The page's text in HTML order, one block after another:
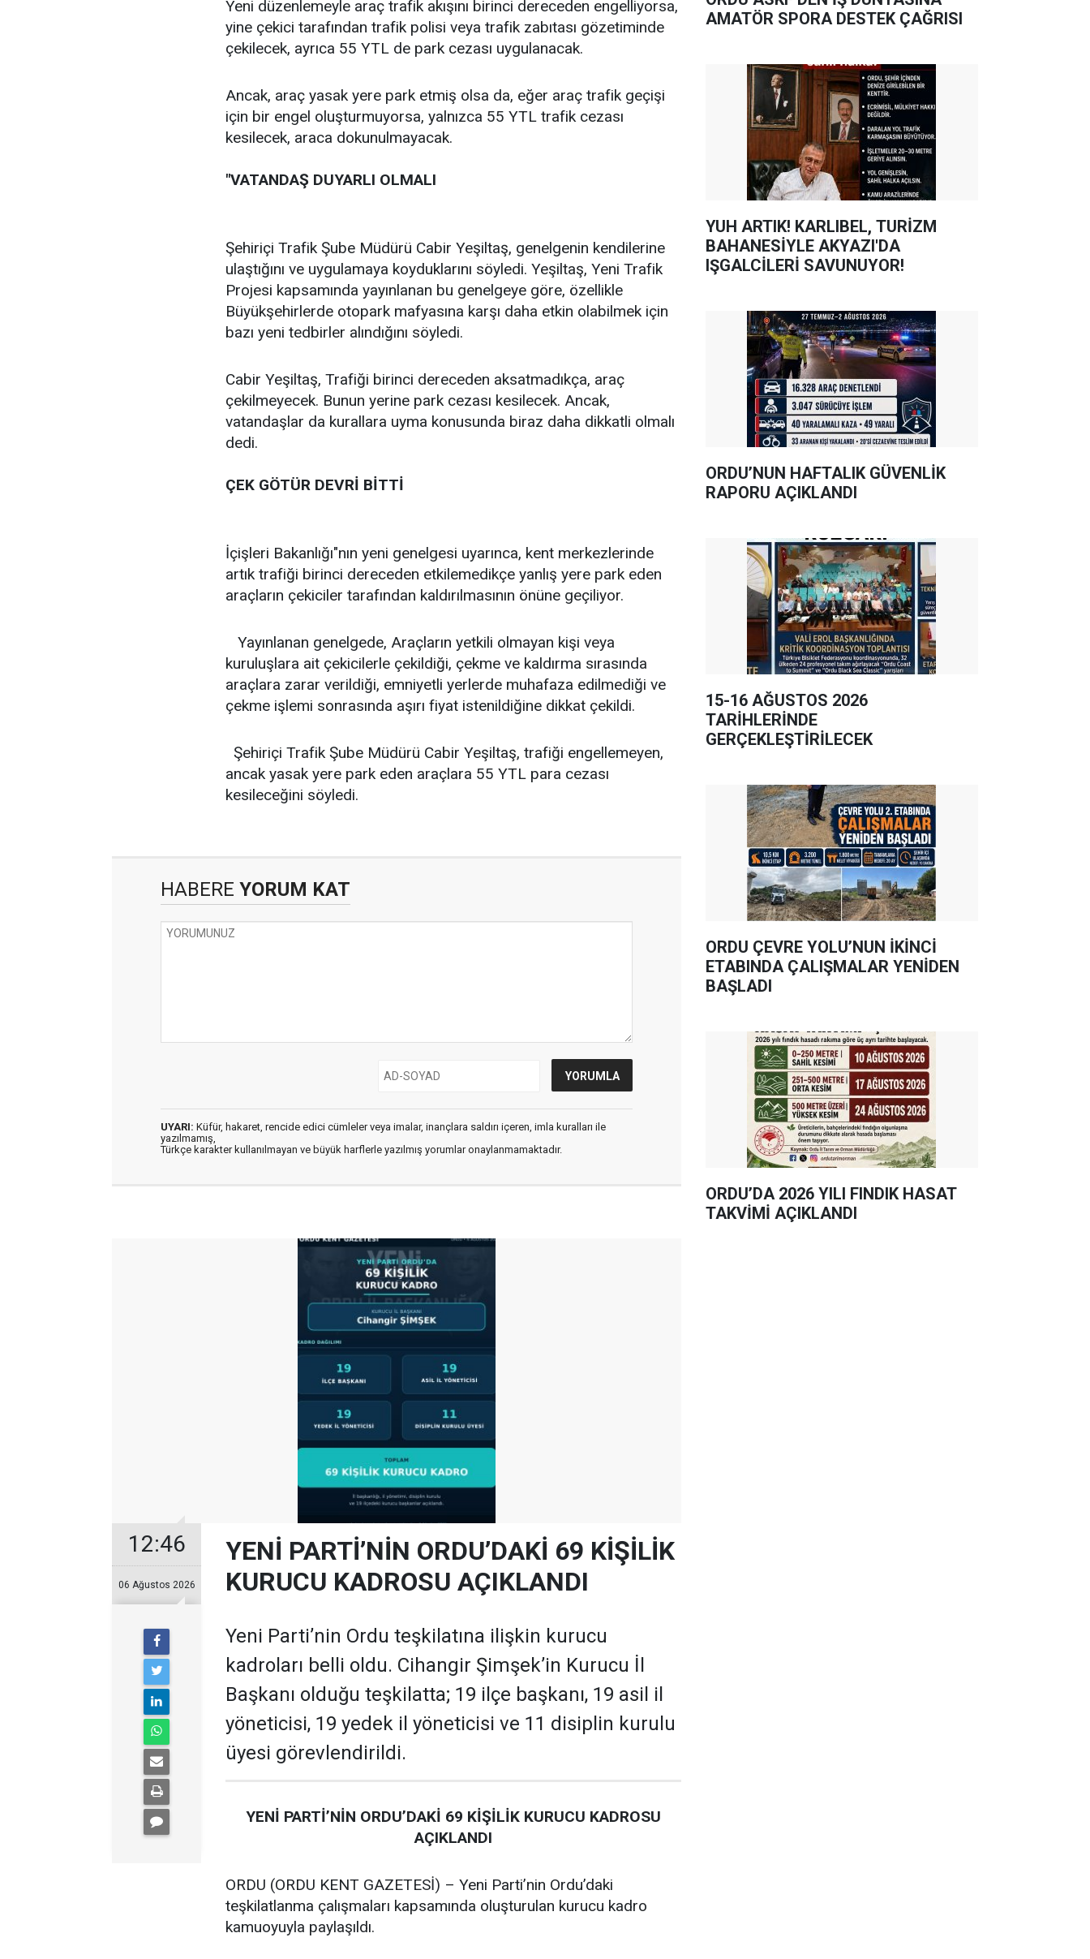
Yeni düzenlemeyle araç trafik akışını birinci dereceden engelliyorsa,
yine çekici tarafından trafik polisi veya trafik zabıtası gözetiminde
çekilecek, ayrıca 55 YTL de park cezası uygulanacak.
Ancak, araç yasak yere park etmiş olsa da, eğer araç trafik geçişi
için bir engel oluşturmuyorsa, yalnızca 55 YTL trafik cezası
kesilecek, araca dokunulmayacak.
"VATANDAŞ DUYARLI OLMALI
Şehiriçi Trafik Şube Müdürü Cabir Yeşiltaş, genelgenin kendilerine
ulaştığını ve uygulamaya koyduklarını söyledi. Yeşiltaş, Yeni Trafik
Projesi kapsamında yayınlanan bu genelgeye göre, özellikle
Büyükşehirlerde otopark mafyasına karşı daha etkin olabilmek için
bazı yeni tedbirler alındığını söyledi.
Cabir Yeşiltaş, Trafiği birinci dereceden aksatmadıkça, araç
çekilmeyecek. Bunun yerine park cezası kesilecek. Ancak,
vatandaşlar da kurallara uyma konusunda biraz daha dikkatli olmalı
dedi.
ÇEK GÖTÜR DEVRİ BİTTİ
İçişleri Bakanlığı"nın yeni genelgesi uyarınca, kent merkezlerinde
artık trafiği birinci dereceden etkilemedikçe yanlış yere park eden
araçların çekiciler tarafından kaldırılmasının önüne geçiliyor.
Yayınlanan genelgede, Araçların yetkili olmayan kişi veya
kuruluşlara ait çekicilerle çekildiği, çekme ve kaldırma sırasında
araçlara zarar verildiği, emniyetli yerlerde muhafaza edilmediği ve
çekme işlemi sonrasında aşırı fiyat istenildiğine dikkat çekildi.
Şehiriçi Trafik Şube Müdürü Cabir Yeşiltaş, trafiği engellemeyen,
ancak yasak yere park eden araçlara 55 YTL para cezası
kesileceğini söyledi.
HABERE YORUM KAT
UYARI: Küfür, hakaret, rencide edici cümleler veya imalar, inançlara saldırı içeren, imla kuralları ile
yazılmamış,
Türkçe karakter kullanılmayan ve büyük harflerle yazılmış yorumlar onaylanmamaktadır.
12:46
06 Ağustos 2026
YENİ PARTİ’NİN ORDU’DAKİ 69 KİŞİLİK
KURUCU KADROSU AÇIKLANDI
Yeni Parti’nin Ordu teşkilatına ilişkin kurucu
kadroları belli oldu. Cihangir Şimşek’in Kurucu İl
Başkanı olduğu teşkilatta; 19 ilçe başkanı, 19 asil il
yöneticisi, 19 yedek il yöneticisi ve 11 disiplin kurulu
üyesi görevlendirildi.
YENİ PARTİ’NİN ORDU’DAKİ 69 KİŞİLİK KURUCU KADROSU
AÇIKLANDI
ORDU (ORDU KENT GAZETESİ) – Yeni Parti’nin Ordu’daki
teşkilatlanma çalışmaları kapsamında oluşturulan kurucu kadro
kamuoyuyla paylaşıldı.
AMATÖR SPORA DESTEK ÇAĞRISI
YUH ARTIK! KARLIBEL, TURİZM
BAHANESİYLE AKYAZI'DA
IŞGALCİLERİ SAVUNUYOR!
ORDU’NUN HAFTALIK GÜVENLİK
RAPORU AÇIKLANDI
15-16 AĞUSTOS 2026
TARİHLERİNDE
GERÇEKLEŞTİRİLECEK
ORDU ÇEVRE YOLU’NUN İKİNCİ
ETABINDA ÇALIŞMALAR YENİDEN
BAŞLADI
ORDU’DA 2026 YILI FINDIK HASAT
TAKVİMİ AÇIKLANDI